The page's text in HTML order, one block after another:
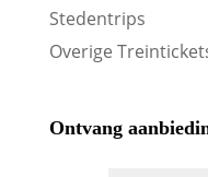
Stedentrips
Overige
Ontvang